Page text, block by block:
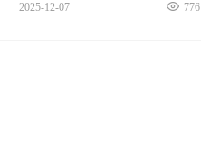
2025-12-07 776